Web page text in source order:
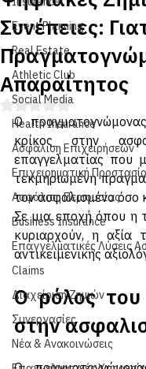
Insurance
Event Planning
Real Estate
Athletic Club
Social Media
Health Insurance
Ασφάλιση Επιχειρήσεων
Επιχειρηματική Προστασία
Ασφάλιση Περιουσίας
Business Insurance
Επαγγελματικές Λύσεις
Claims
Διαχείριση Ζημιών
Συνεργασίες
Νέα & Ανακοινώσεις
Ψηφιακές
Συνέπειες:
Απαραίτητος
Βαθμολογήθηκε με
Ο
κρίκος στην
επαγγελματίας που
τεκμηριωμένη
τον ασφαλισμένο όσο
Σε μια εποχή όπου η
κυριαρχούν, η αξία
αντικειμενικής
Ο ρόλος
στην